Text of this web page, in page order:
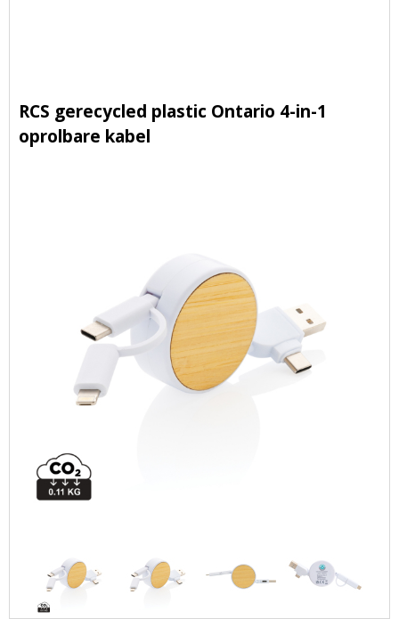
RCS gerecycled plastic Ontario 4-in-1
oprolbare kabel